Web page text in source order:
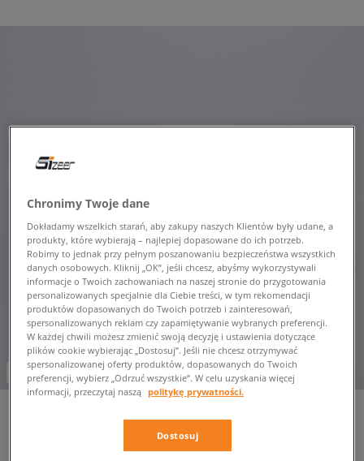
-10% za min. 350 zł kod: LUCK
Chronimy Twoje dane
Dokładamy wszelkich starań, aby zakupy naszych Klientów były udane, a
produkty, które wybierają – najlepiej dopasowane do ich potrzeb.
Robimy to jednak przy pełnym poszanowaniu bezpieczeństwa wszystkich
danych osobowych. Kliknij „OK”, jeśli chcesz, abyśmy wykorzystywali
informacje o Twoich zachowaniach na naszej stronie do przygotowania
personalizowanych specjalnie dla Ciebie treści, w tym rekomendacji
produktów dopasowanych do Twoich potrzeb i zainteresowań,
spersonalizowanych reklam czy zapamiętywanie wybranych preferencji.
W każdej chwili możesz zmienić swoją decyzję i ustawienia dotyczące
plików cookie wybierając „Dostosuj”. Jeśli nie chcesz otrzymywać
spersonalizowanej oferty produktów, dopasowanych do Twoich
preferencji, wybierz „Odrzuć wszystkie”. W celu uzyskania więcej
informacji, przeczytaj naszą politykę prywatności.
Dostosuj